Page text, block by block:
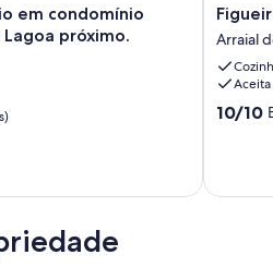
em condomínio
próximo.
Figueira
Beach
House
Pé
na
areia
Arraial
10.0
10/10